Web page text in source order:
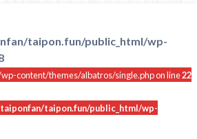
taipon.fun/public_html/wp-
content/themes/albatros/single.php on line22
taipon.fun/public_html/wp-